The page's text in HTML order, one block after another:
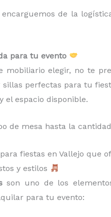
encarguemos de la
para tu evento
mobiliario elegir, no te
perfectas para tu
el espacio disponible.
de mesa hasta la
fiestas en Vallejo que
y estilos
son uno de los
para tu evento: